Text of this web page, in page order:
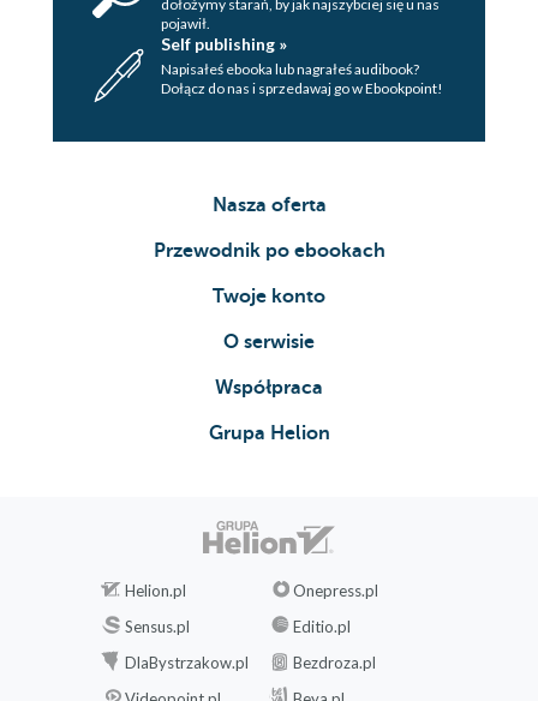
dołożymy starań, by jak najszybciej się u nas
pojawił.
Self publishing »
Napisałeś ebooka lub nagrałeś audibook?
Dołącz do nas i sprzedawaj go w Ebookpoint!
Nasza oferta
Przewodnik po ebookach
Twoje konto
O serwisie
Współpraca
Grupa Helion
Helion.pl
Onepress.pl
Sensus.pl
Editio.pl
DlaBystrzakow.pl
Bezdroza.pl